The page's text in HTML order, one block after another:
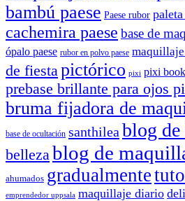
bambú paese Paese rubor
cachemira paese base de
ópalo paese rubor en polvo paese
de fiestapictórico pixi pixi
prebase brillante para ojos
bruma fijadora de
base de ocultación santhilea blog de
belleza blog de
ahumados gradualmente
emprendedor uppsala maquillaje diario